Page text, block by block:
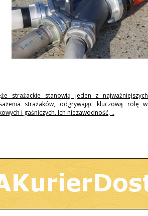
strażackie stanowią jeden z
strażaków, odgrywając kluczową rolę w
i gaśniczych. Ich niezawodność, ..